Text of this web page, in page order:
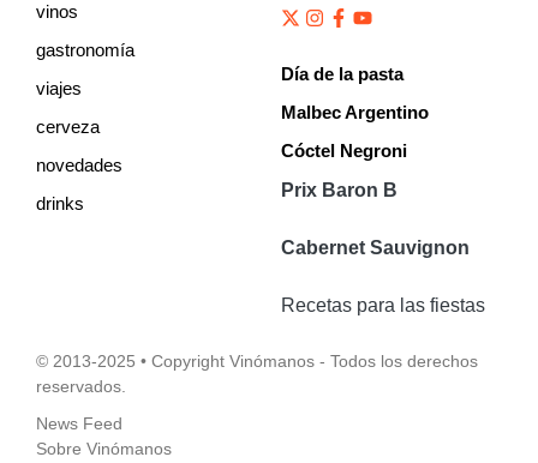
vinos
gastronomía
viajes
cerveza
novedades
drinks
Día de la pasta
Malbec Argentino
Cóctel Negroni
Prix Baron B
Cabernet Sauvignon
Recetas para las fiestas
© 2013-2025 • Copyright Vinómanos - Todos los derechos
reservados.
News Feed
Sobre Vinómanos